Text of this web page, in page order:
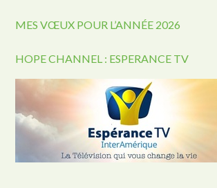
MES VŒUX POUR L’ANNÉE 2026
HOPE CHANNEL : ESPERANCE TV